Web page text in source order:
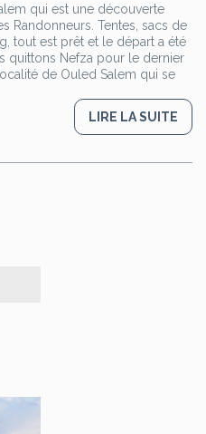
qui est une découverte
Randonneurs. Tentes, sacs de
tout est prêt et le départ a été
quittons Nefza pour le dernier
de Ouled Salem qui se
LIRE LA SUITE